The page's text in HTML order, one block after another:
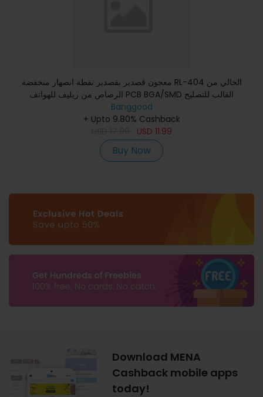
معجون قصدير بقصدير نقطة انصهار منخفضة RL-404 الخالي من
الرصاص من ريليف للهواتف PCB BGA/SMD القالب للتصليح
Banggood
+ Upto 9.80% Cashback
USD 11.99
Buy Now
Download MENA
Cashback mobile apps
today!